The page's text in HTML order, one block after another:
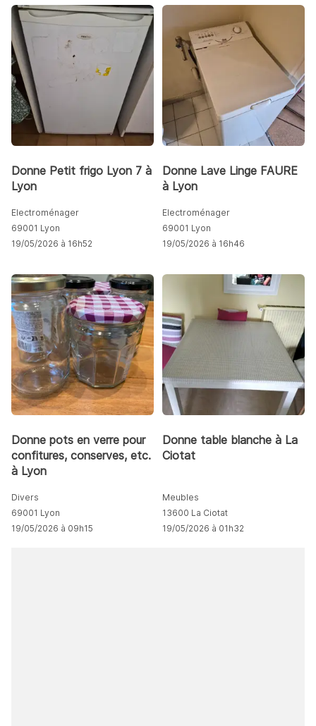
Donne Petit frigo Lyon 7 à
Lyon
Electroménager
69001 Lyon
19/05/2026 à 16h52
Donne Lave Linge FAURE
à Lyon
Electroménager
69001 Lyon
19/05/2026 à 16h46
Donne pots en verre pour
confitures, conserves, etc.
à Lyon
Divers
69001 Lyon
19/05/2026 à 09h15
Donne table blanche à La
Ciotat
Meubles
13600 La Ciotat
19/05/2026 à 01h32